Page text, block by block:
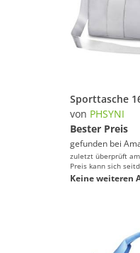
von PHSYNI
Bester Preis
gefunden bei
zuletzt überprüft
Preis kann sich
Keine weiteren